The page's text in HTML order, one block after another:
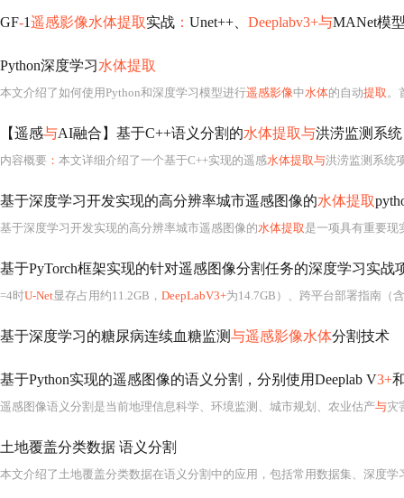
GF-1遥感影像水体提取实战 ： Unet++、 Deeplabv3+与MANet模
Python深度学习水体提取
本文介绍了如何使用Python和深度学习模型进行遥感影像中水体的自动提取 。首
【遥感与AI融合】基于C++语义分割的水体提取与洪涝监测系统
内容概要 ： 本文详细介绍了一个基于C++实现的遥感水体提取与洪涝监测系统
基于深度学习开发实现的高分辨率城市遥感图像的水体提取
基于深度学习开发实现的高分辨率城市遥感图像的水体提取 是一项具有重要现实意义和广泛应用前
基于PyTorch框架实现的针对遥感图像分割任务的深度学习实战
=4时U-Net显存占用约11.2GB， DeepLabV3+为14.7GB）、跨平台部署指南（
基于深度学习的糖尿病连续血糖监测与遥感影像水体分割技术
基于Python实现的遥感图像的语义分割，分别使用Deeplab V3+
遥感图像语义分割是当前地理信息科学、环境监测、城市规划、农业估产与灾
土地覆盖分类数据 语义分割
本文介绍了土地覆盖分类数据在语义分割中的应用，包括常用数据集、深度学